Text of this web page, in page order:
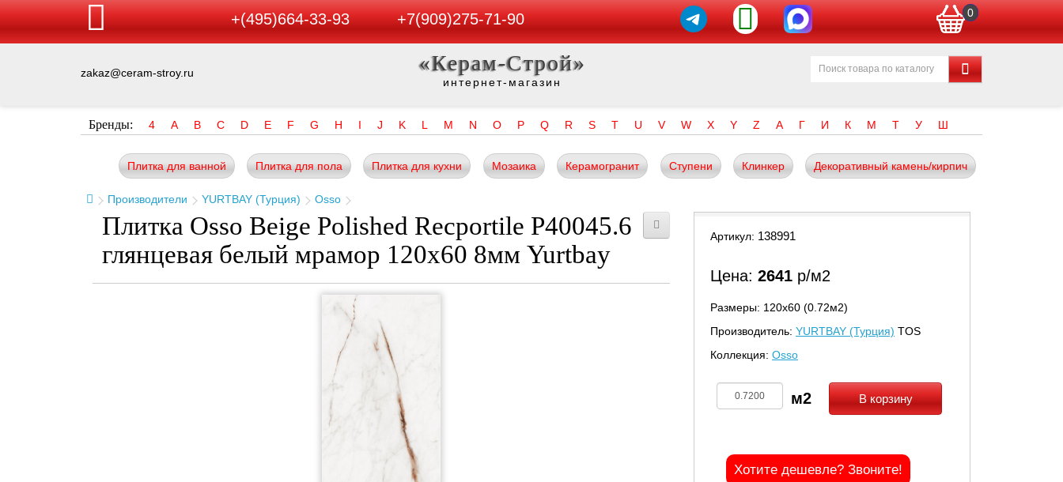
+(495)664-33-93 +7(909)275-71-90 0
zakaz@ceram-stroy.ru «Керам-Строй»
интернет-магазин
Бренды: 4 A B C D E F G H I J K L M N O P Q R S T U V W X Y Z А Г И К М Т У Ш
Плитка для ванной Плитка для пола Плитка для кухни Мозаика Керамогранит Ступени Клинкер Декоративный камень/кирпич
Производители YURTBAY (Турция) Osso
Плитка Osso Beige Polished Recportile P40045.6
глянцевая белый мрамор 120x60 8мм Yurtbay
Артикул: 138991
Цена: 2641 р/м2
Размеры: 120х60 (0.72м2)
Производитель: YURTBAY (Турция) TOS
Коллекция: Osso
В корзину
Хотите дешевле? Звоните!